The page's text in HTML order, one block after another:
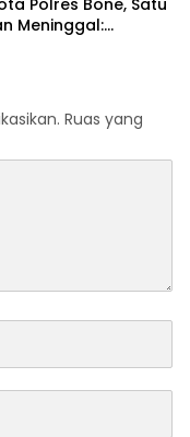
Meninggal:
Ruas yang